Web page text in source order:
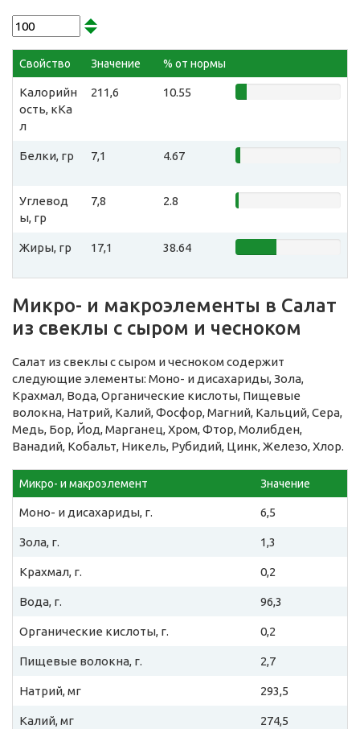
Свойство Значение % от нормы
Калорийн
ость, кКа
л
211,6 10.55
Белки, гр 7,1 4.67
Углевод
ы, гр
7,8 2.8
Жиры, гр 17,1 38.64
Микро- и макроэлементы в Салат
из свеклы с сыром и чесноком
Салат из свеклы с сыром и чесноком содержит
следующие элементы: Моно- и дисахариды, Зола,
Крахмал, Вода, Органические кислоты, Пищевые
волокна, Натрий, Калий, Фосфор, Магний, Кальций, Сера,
Медь, Бор, Йод, Марганец, Хром, Фтор, Молибден,
Ванадий, Кобальт, Никель, Рубидий, Цинк, Железо, Хлор.
Микро- и макроэлемент Значение
Моно- и дисахариды, г. 6,5
Зола, г. 1,3
Крахмал, г. 0,2
Вода, г. 96,3
Органические кислоты, г. 0,2
Пищевые волокна, г. 2,7
Натрий, мг 293,5
Калий, мг 274,5